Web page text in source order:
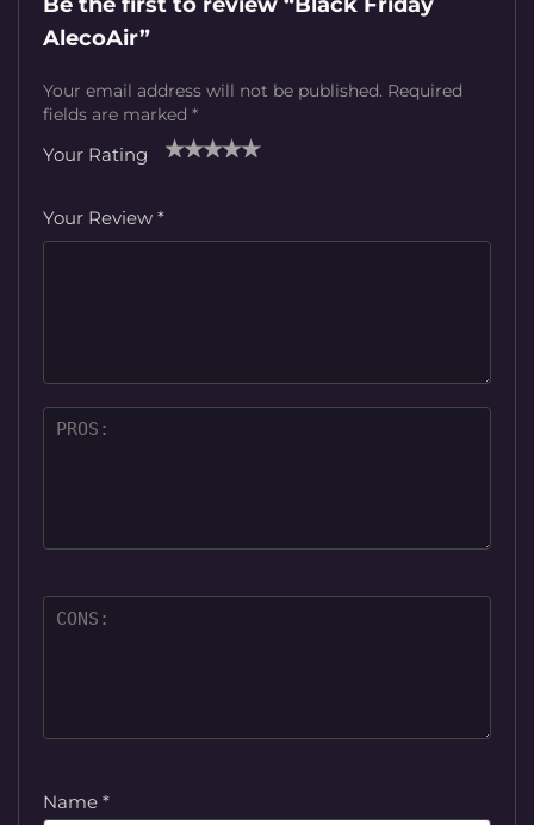
AlecoAir”
Your email address will not be published. Required
fields are marked *
Your Rating
Your Review *
Name *